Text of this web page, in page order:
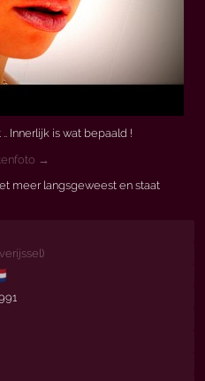
Innerlijk is wat bepaald !
→
meer langsgeweest en staat
)